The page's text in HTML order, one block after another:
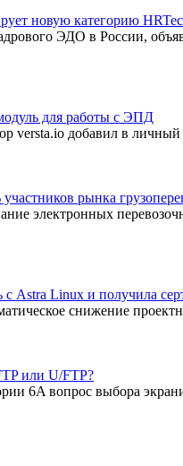
новую категорию
ЭДО в России,
для работы с ЭПД
versta.io добавил в
рынка
электронных
Astra Linux и получила
снижение
или U/FTP?
6A вопрос выбора